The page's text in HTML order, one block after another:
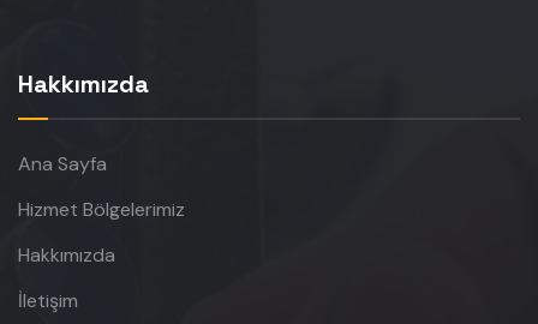
Hakkımızda
Ana Sayfa
Hizmet Bölgelerimiz
Hakkımızda
İletişim